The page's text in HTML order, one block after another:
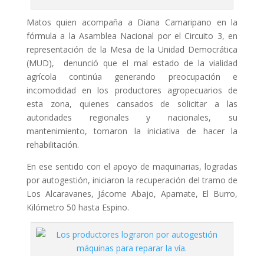
Matos quien acompaña a Diana Camaripano en la
fórmula a la Asamblea Nacional por el Circuito 3, en
representación de la Mesa de la Unidad Democrática
(MUD), denunció que el mal estado de la vialidad
agrícola continúa generando preocupación e
incomodidad en los productores agropecuarios de
esta zona, quienes cansados de solicitar a las
autoridades regionales y nacionales, su
mantenimiento, tomaron la iniciativa de hacer la
rehabilitación.
En ese sentido con el apoyo de maquinarias, logradas
por autogestión, iniciaron la recuperación del tramo de
Los Alcaravanes, Jácome Abajo, Apamate, El Burro,
Kilómetro 50 hasta Espino.